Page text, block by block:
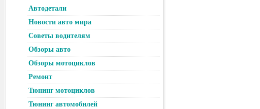
Автодетали
Новости авто мира
Советы водителям
Обзоры авто
Обзоры мотоциклов
Ремонт
Тюнинг мотоциклов
Тюнинг автомобилей